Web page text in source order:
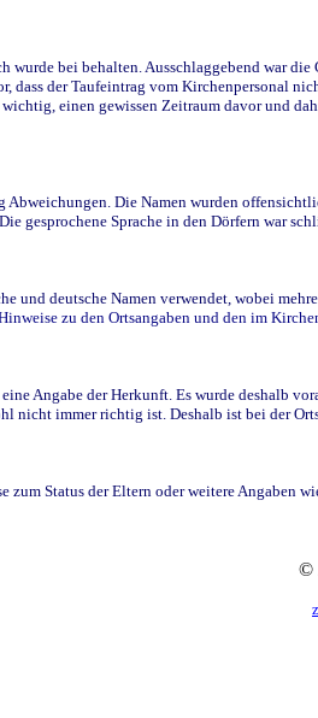
bei behalten. Ausschlaggebend war
dass der Taufeintrag vom Kirchenpersonal
einen gewissen Zeitraum davor und
Die Namen wurden
gesprochene Sprache in den Dörfern war
und deutsche Namen verwendet, wobei
zu den Ortsangaben und den im
Angabe der Herkunft. Es wurde deshalb
nicht immer richtig ist. Deshalb ist bei der
Status der Eltern oder weitere Angaben
©